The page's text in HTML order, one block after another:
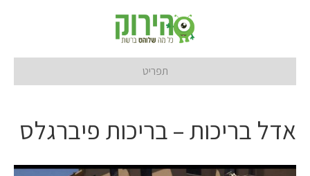
תפריט
אדל בריכות – בריכות פיברגלס